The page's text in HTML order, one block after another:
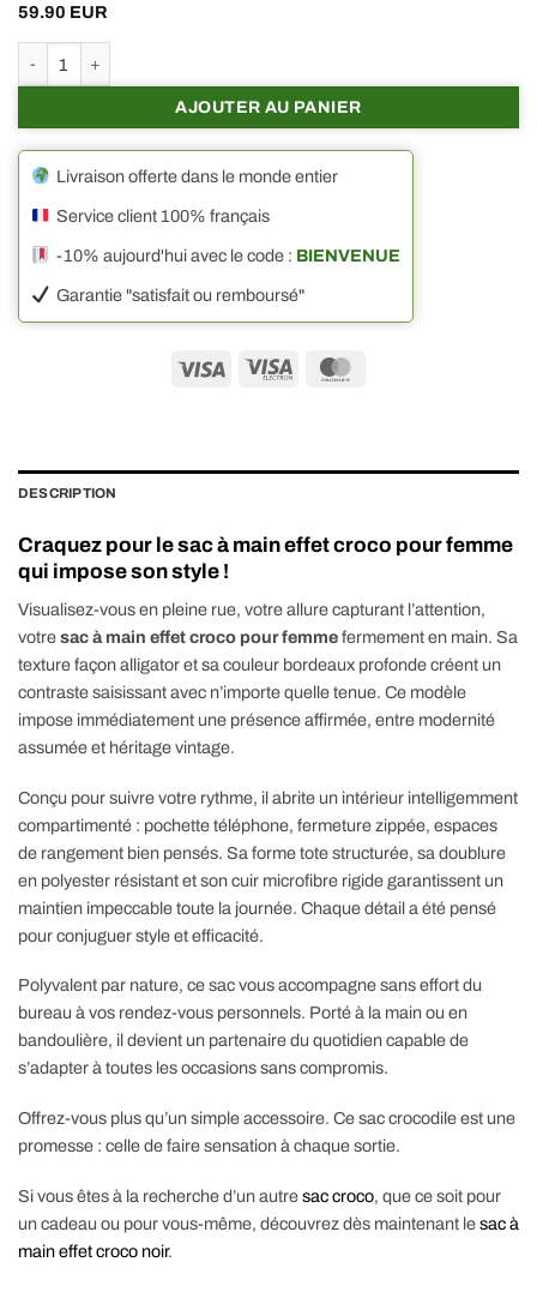
59.90 EUR
AJOUTER AU PANIER
Livraison offerte dans le monde entier
Service client 100% français
-10% aujourd'hui avec le code : BIENVENUE
Garantie "satisfait ou remboursé"
Visa
Visa
DESCRIPTION
Craquez pour le sac à main effet croco pour femme
qui impose son style !
Visualisez-vous en pleine rue, votre allure capturant l’attention,
votresac à main effet croco pour femmefermement en main. Sa
texture façon alligator et sa couleur bordeaux profonde créent un
contraste saisissant avec n’importe quelle tenue. Ce modèle
impose immédiatement une présence affirmée, entre modernité
assumée et héritage vintage.
Conçu pour suivre votre rythme, il abrite un intérieur intelligemment
compartimenté : pochette téléphone, fermeture zippée, espaces
de rangement bien pensés. Sa forme tote structurée, sa doublure
en polyester résistant et son cuir microfibre rigide garantissent un
maintien impeccable toute la journée. Chaque détail a été pensé
pour conjuguer style et efficacité.
Polyvalent par nature, ce sac vous accompagne sans effort du
bureau à vos rendez-vous personnels. Porté à la main ou en
bandoulière, il devient un partenaire du quotidien capable de
s’adapter à toutes les occasions sans compromis.
Offrez-vous plus qu’un simple accessoire. Ce sac crocodile est une
promesse : celle de faire sensation à chaque sortie.
Si vous êtes à la recherche d’un autresac croco, que ce soit pour
un cadeau ou pour vous-même, découvrez dès maintenant lesac à
main effet croco noir.